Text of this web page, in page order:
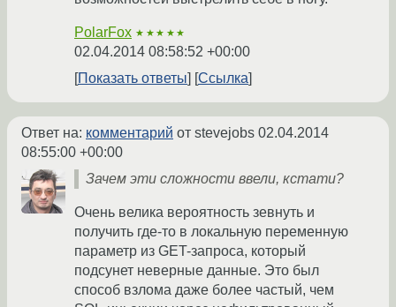
PolarFox ★★★★★
02.04.2014 08:58:52 +00:00
Показать ответы
Ссылка
Ответ на: комментарий от stevejobs 02.04.2014
08:55:00 +00:00
Зачем эти сложности ввели, кстати?
Очень велика вероятность зевнуть и
получить где-то в локальную переменную
параметр из GET-запроса, который
подсунет неверные данные. Это был
способ взлома даже более частый, чем